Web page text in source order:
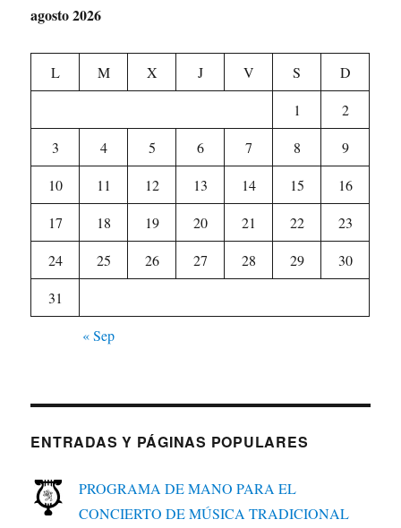
agosto 2026
L M X J V S
D
1
2
3
4 5 6 7 8
9
10
11 12 13 14 15
16
17
18 19 20 21 22
23
24
25 26 27 28 29
30
31
« Sep
ENTRADAS Y PÁGINAS POPULARES
PROGRAMA DE MANO PARA EL
CONCIERTO DE MÚSICA TRADICIONAL